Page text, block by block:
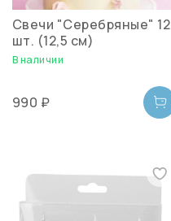
Свечи "Серебряные" 12
шт. (12,5 см)
В наличии
990 ₽